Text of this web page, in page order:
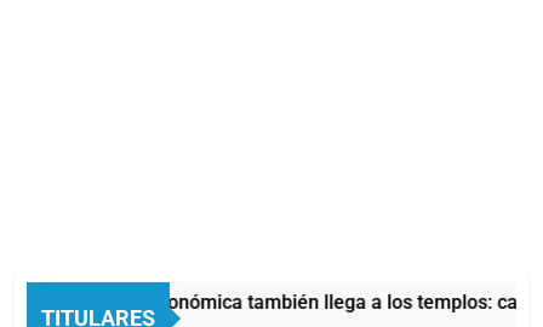
TITULARES
La crisis económica también llega a los templos: casi